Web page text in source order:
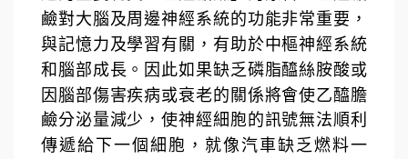
鹼對大腦及周邊神經系統的功能非常重要，
與記憶力及學習有關，有助於中樞神經系統
和腦部成長。因此如果缺乏磷脂醯絲胺酸或
因腦部傷害疾病或衰老的關係將會使乙醯膽
鹼分泌量減少，使神經細胞的訊號無法順利
傳遞給下一個細胞，就像汽車缺乏燃料一